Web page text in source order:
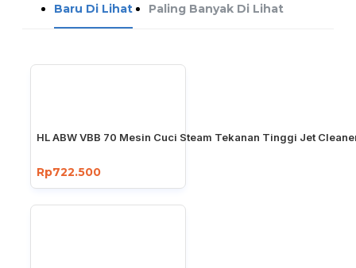
Baru Di Lihat Paling Banyak Di Lihat
HL ABW VBB 70 Mesin Cuci Steam Tekanan Tinggi Jet
Rp722.500